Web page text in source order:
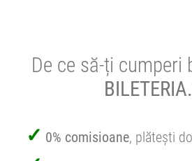
De ce să-ți cumperi
0% comisioane, plătești